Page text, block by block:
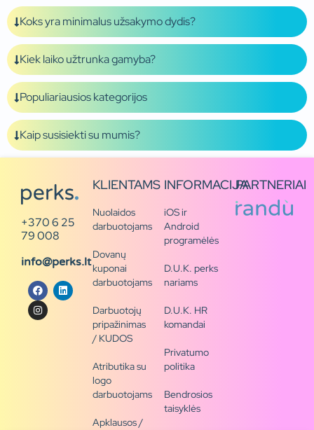
Koks yra minimalus užsakymo dydis?
Kiek laiko užtrunka gamyba?
Populiariausios kategorijos
Kaip susisiekti su mumis?
+370 6 25
79 008
info@perks.lt
KLIENTAMS
Nuolaidos
darbuotojams
Dovanų
kuponai
darbuotojams
Darbuotojų
pripažinimas
/ KUDOS
Atributika su
logo
darbuotojams
Apklausos /
INFORMACIJA
iOS ir
Android
programėlės
D.U.K. perks
nariams
D.U.K. HR
komandai
Privatumo
politika
Bendrosios
taisyklės
PARTNERIAI